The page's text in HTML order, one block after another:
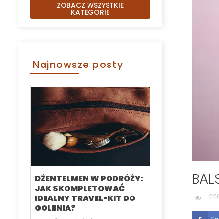
ZOBACZ WSZYSTKIE
KATEGORIE
Najnowsze posty
DŻENTELMEN W PODRÓŻY:
JAK SKOMPLETOWAĆ
IDEALNY TRAVEL-KIT DO
GOLENIA?
KARTACZ
RANKING
MODELI